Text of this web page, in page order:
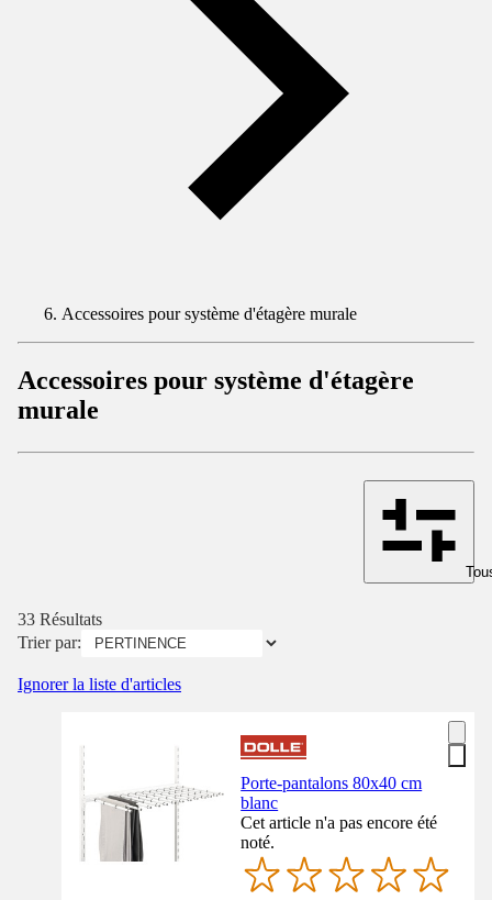
Accessoires pour système d'étagère murale
Accessoires pour système d'étagère
murale
33 Résultats
Trier par:
Ignorer la liste d'articles
Porte-pantalons 80x40 cm
blanc
Cet article n'a pas encore été
noté.